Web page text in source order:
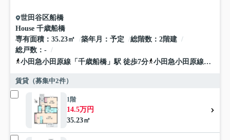
世田谷区船橋
House 千歳船橋
専有面積
35.23㎡ 築年月 予定 総階数
2階建
総戸数
-
小田急小田原線 「 千歳船橋 」駅 徒歩7分 小田急小田原線「
賃貸（募集中2件）
1階
14.5万円
35.23㎡